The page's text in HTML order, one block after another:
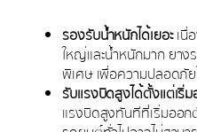
รองรับน้ำหนักได้เยอะเนื่
ใหญ่และน้ำหนักมาก ยา
พิเศษ เพื่อความปลอดภั
รับแรงบิดสูงได้ตั้งแต่เริ่
แรงบิดสูงทันทีที่เริ่มออ